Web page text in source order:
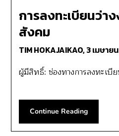
การลงทะเบียนว่า
สังคม
TIM HOKAJAIKAO,3 เมษาย
ผู้มีสิทธิ์: ช่องทางการลงทะเบี
Continue Reading